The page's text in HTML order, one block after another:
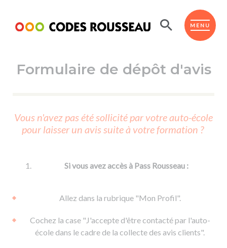
MENU
ESPACE ÉLÈVE
Code de la route
Passer l'ASSR
Réviser le code
Passer l'ETM
Permis voiture
Permis remorque
Permis & handicap
d'apprentissage
De la conduite en voiture
De la conduite à moto
Formations pro.
Permis poids lourd
Formulaire de dépôt d'avis
Vous n'avez pas été sollicité par votre auto-école
pour laisser un avis suite à votre formation ?
Si vous avez accès à Pass Rousseau :
Allez dans la rubrique "Mon Profil".
Cochez la case "J'accepte d'être contacté par l'auto-
école dans le cadre de la collecte des avis clients".